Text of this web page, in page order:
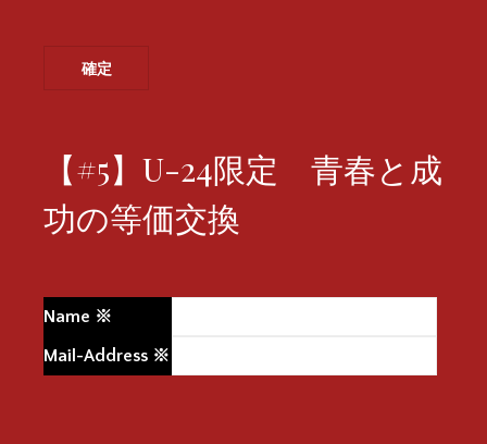
【#5】U-24限定 青春と成
功の等価交換
Name ※
Mail-Address ※